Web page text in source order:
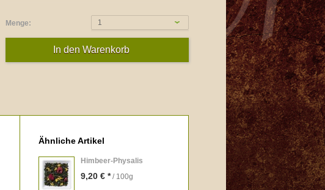
Menge: 1
Ähnliche Artikel
Himbeer-Physalis
9,20 € * / 100g